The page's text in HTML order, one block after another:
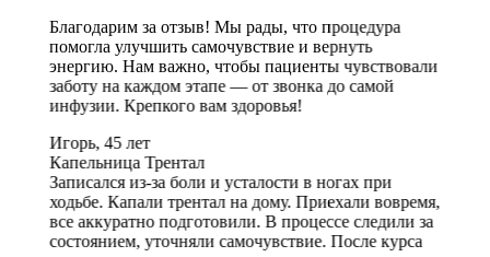
Благодарим за отзыв! Мы рады, что процедура
помогла улучшить самочувствие и вернуть
энергию. Нам важно, чтобы пациенты чувствовали
заботу на каждом этапе — от звонка до самой
инфузии. Крепкого вам здоровья!
Игорь, 45 лет
Капельница Трентал
Записался из-за боли и усталости в ногах при
ходьбе. Капали трентал на дому. Приехали вовремя,
все аккуратно подготовили. В процессе следили за
состоянием, уточняли самочувствие. После курса